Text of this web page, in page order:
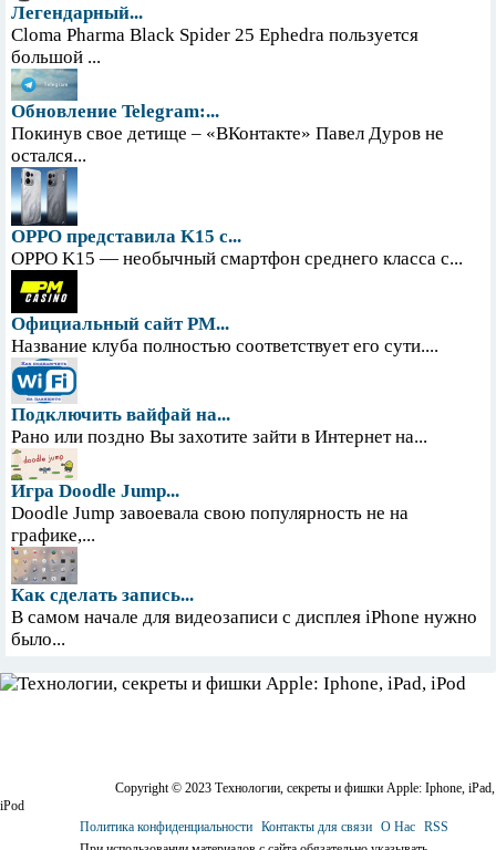
Легендарный...
Cloma Pharma Black Spider 25 Ephedra пользуется
большой ...
Обновление Telegram:...
Покинув свое детище – «ВКонтакте» Павел Дуров не
остался...
OPPO представила K15 с...
OPPO K15 — необычный смартфон среднего класса с...
Официальный сайт PM...
Название клуба полностью соответствует его сути....
Подключить вайфай на...
Рано или поздно Вы захотите зайти в Интернет на...
Игра Doodle Jump...
Doodle Jump завоевала свою популярность не на
графике,...
Как сделать запись...
В самом начале для видеозаписи с дисплея iPhone нужно
было...
Copyright © 2023 Технологии, секреты и фишки Apple: Iphone, iPad,
iPod
Политика конфиденциальности Контакты для связи О Нас RSS